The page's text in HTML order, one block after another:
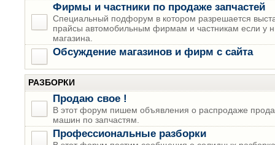
Фирмы и частники по продаже запчастей
Специальный подфорум в котором разрешается
прайсы автомобильным фирмам и частникам если у
магазина.
Обсуждение магазинов и фирм с сайта
РАЗБОРКИ
Продаю свое !
В этот форум пишем объявления о распродаже
машин по запчастям.
Профессиональные разборки